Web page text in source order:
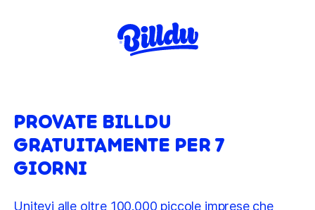
PROVATE BILLDU
GRATUITAMENTE PER 7
GIORNI
Unitevi alle oltre 100.000 piccole imprese che